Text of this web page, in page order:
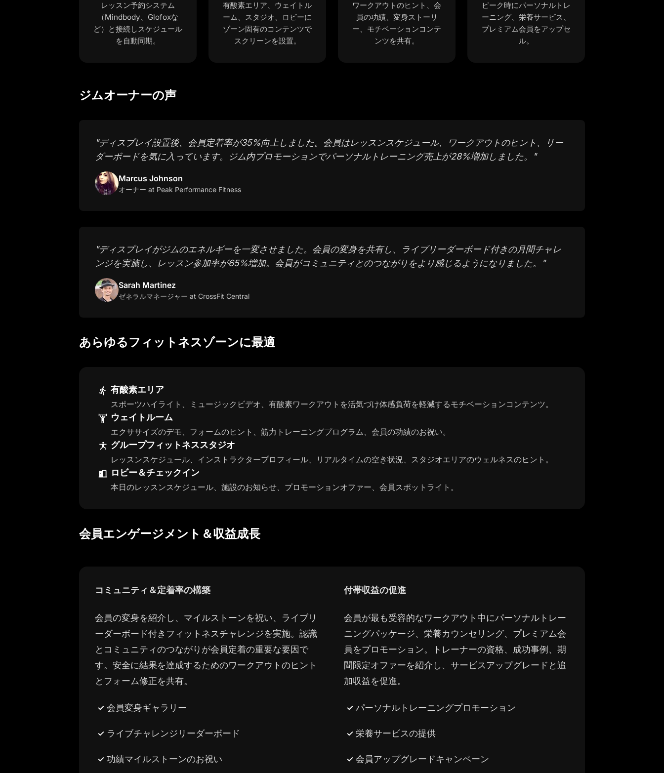
レッスン予約システム
（Mindbody、Glofoxな
ど）と接続しスケジュール
を自動同期。
有酸素エリア、ウェイトル
ーム、スタジオ、ロビーに
ゾーン固有のコンテンツで
スクリーンを設置。
ワークアウトのヒント、会
員の功績、変身ストーリ
ー、モチベーションコンテ
ンツを共有。
ピーク時にパーソナルトレ
ーニング、栄養サービス、
プレミアム会員をアップセ
ル。
ジムオーナーの声
"ディスプレイ設置後、会員定着率が35%向上しました。会員はレッスンスケジュール、ワークアウトのヒント、リー
ダーボードを気に入っています。ジム内プロモーションでパーソナルトレーニング売上が28%増加しました。
"
Marcus Johnson
オーナー at Peak Performance Fitness
"ディスプレイがジムのエネルギーを一変させました。会員の変身を共有し、ライブリーダーボード付きの月間チャレ
ンジを実施し、レッスン参加率が65%増加。会員がコミュニティとのつながりをより感じるようになりました。
"
Sarah Martinez
ゼネラルマネージャー at CrossFit Central
あらゆるフィットネスゾーンに最適
有酸素エリア
スポーツハイライト、ミュージックビデオ、有酸素ワークアウトを活気づけ体感負荷を軽減するモチベーションコンテンツ。
ウェイトルーム
エクササイズのデモ、フォームのヒント、筋力トレーニングプログラム、会員の功績のお祝い。
グループフィットネススタジオ
レッスンスケジュール、インストラクタープロフィール、リアルタイムの空き状況、スタジオエリアのウェルネスのヒント。
ロビー＆チェックイン
本日のレッスンスケジュール、施設のお知らせ、プロモーションオファー、会員スポットライト。
会員エンゲージメント＆収益成長
コミュニティ＆定着率の構築
会員の変身を紹介し、マイルストーンを祝い、ライブリ
ーダーボード付きフィットネスチャレンジを実施。認識
とコミュニティのつながりが会員定着の重要な要因で
す。安全に結果を達成するためのワークアウトのヒント
とフォーム修正を共有。
会員変身ギャラリー
ライブチャレンジリーダーボード
功績マイルストーンのお祝い
付帯収益の促進
会員が最も受容的なワークアウト中にパーソナルトレー
ニングパッケージ、栄養カウンセリング、プレミアム会
員をプロモーション。トレーナーの資格、成功事例、期
間限定オファーを紹介し、サービスアップグレードと追
加収益を促進。
パーソナルトレーニングプロモーション
栄養サービスの提供
会員アップグレードキャンペーン